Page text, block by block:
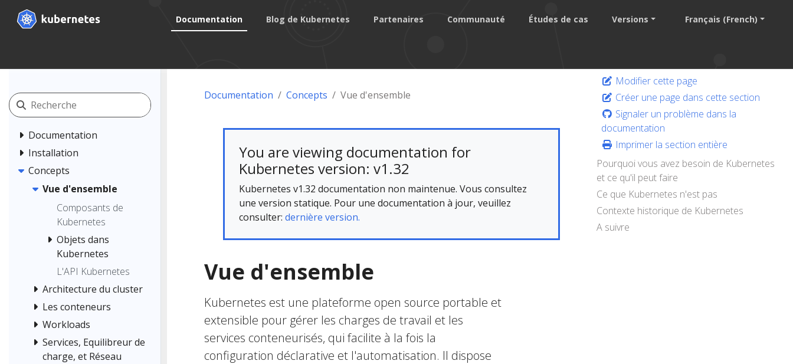
Documentation Blog de Kubernetes Partenaires Communauté Études de cas Versions Français (French)
Documentation
Installation
Concepts
Vue d'ensemble
Composants de
Kubernetes
Objets dans
Kubernetes
L'API Kubernetes
Architecture du cluster
Les conteneurs
Workloads
Services, Equilibreur de
charge, et Réseau
Documentation Concepts Vue d'ensemble
You are viewing documentation for
Kubernetes version: v1.32
Kubernetes v1.32 documentation non maintenue. Vous consultez
une version statique. Pour une documentation à jour, veuillez
consulter: dernière version.
Vue d'ensemble
Kubernetes est une plateforme open source portable et
extensible pour gérer les charges de travail et les
services conteneurisés, qui facilite à la fois la
configuration déclarative et l'automatisation. Il dispose
Modifier cette page
Créer une page dans cette section
Signaler un problème dans la
documentation
Imprimer la section entière
Pourquoi vous avez besoin de Kubernetes
et ce qu'il peut faire
Ce que Kubernetes n'est pas
Contexte historique de Kubernetes
A suivre